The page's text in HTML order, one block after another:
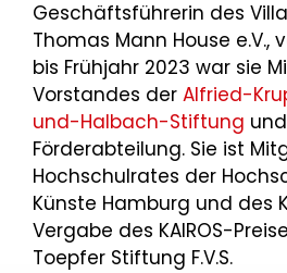
Geschäftsführerin des
Thomas Mann House e.V.,
bis Frühjahr 2023 war sie
Vorstandes der Alfried-
und-Halbach-Stiftung
Förderabteilung. Sie ist
Hochschulrates der
Künste Hamburg und des
Vergabe des KAIROS-
Toepfer Stiftung F.V.S.